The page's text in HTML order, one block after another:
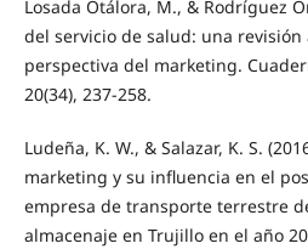
Losada Otálora, M., & Rodríguez
del servicio de salud: una
perspectiva del marketing.
20(34), 237-258.
Ludeña, K. W., & Salazar, K. S.
marketing y su influencia en el
empresa de transporte terrestre
almacenaje en Trujillo en el año